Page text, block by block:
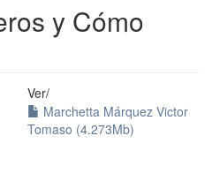
y Cómo
Ver/
Marchetta Márquez Victor
Tomaso (4.273Mb)